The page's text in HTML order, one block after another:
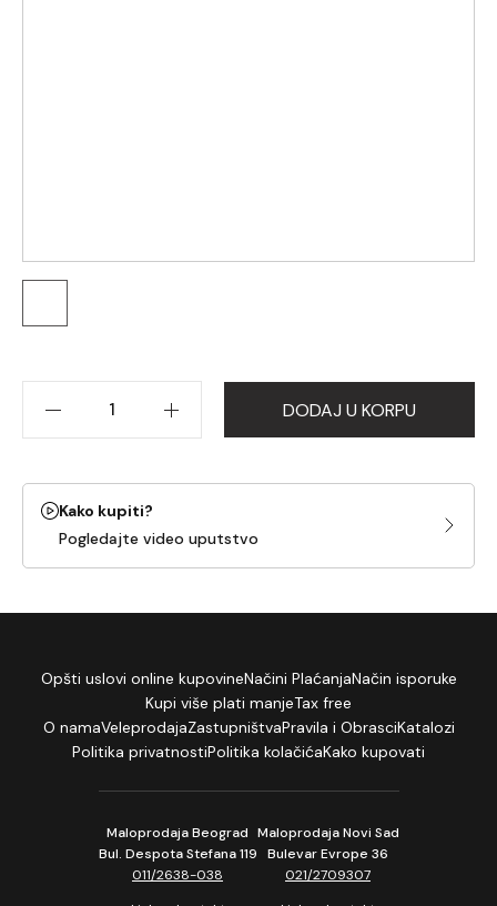
DODAJ U KORPU
Kako kupiti?
Pogledajte video uputstvo
Opšti uslovi online kupovineNačini PlaćanjaNačin isporuke
Kupi više plati manjeTax free
O namaVeleprodajaZastupništvaPravila i ObrasciKatalozi
Politika privatnostiPolitika kolačićaKako kupovati
Maloprodaja Beograd
Bul. Despota Stefana 119
011/2638-038
Maloprodaja Novi Sad
Bulevar Evrope 36
021/2709307